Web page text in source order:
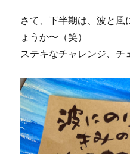
さて、下半期は、波と風
ょうか〜（笑）
ステキなチャレンジ、チ